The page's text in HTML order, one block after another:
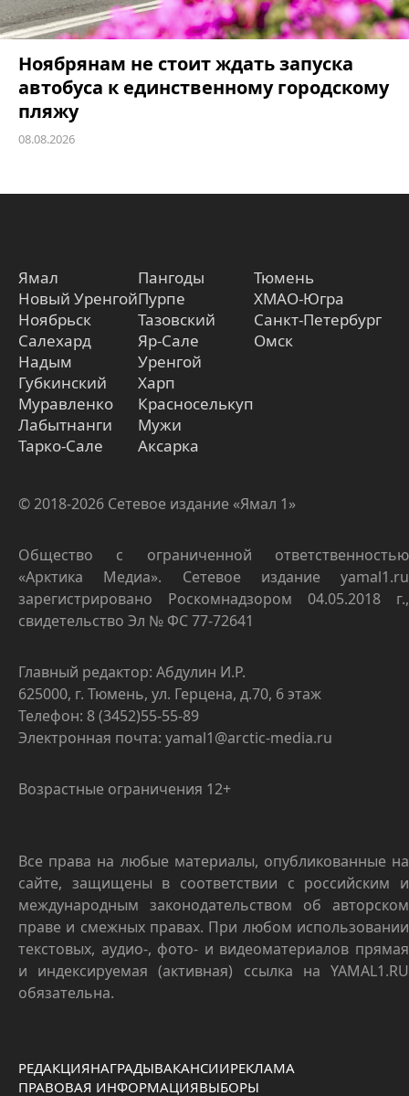
Ноябрянам не стоит ждать запуска
автобуса к единственному городскому
пляжу
08.08.2026
Ямал
Новый Уренгой
Ноябрьск
Салехард
Надым
Губкинский
Муравленко
Лабытнанги
Тарко-Сале
Пангоды
Пурпе
Тазовский
Яр-Сале
Уренгой
Харп
Красноселькуп
Мужи
Аксарка
Тюмень
ХМАО-Югра
Санкт-Петербург
Омск
© 2018-2026 Сетевое издание «Ямал 1»
Общество с ограниченной ответственностью
«Арктика Медиа». Сетевое издание yamal1.ru
зарегистрировано Роскомнадзором 04.05.2018 г.,
свидетельство Эл № ФС 77-72641
Главный редактор: Абдулин И.Р.
625000, г. Тюмень, ул. Герцена, д.70, 6 этаж
Телефон: 8 (3452)55-55-89
Электронная почта: yamal1@arctic-media.ru
Возрастные ограничения 12+
Все права на любые материалы, опубликованные на
сайте, защищены в соответствии с российским и
международным законодательством об авторском
праве и смежных правах. При любом использовании
текстовых, аудио-, фото- и видеоматериалов прямая
и индексируемая (активная) ссылка на YAMAL1.RU
обязательна.
РЕДАКЦИЯНАГРАДЫВАКАНСИИРЕКЛАМА
ПРАВОВАЯ ИНФОРМАЦИЯВЫБОРЫ